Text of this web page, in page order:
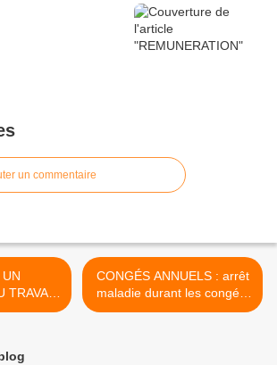
un commentaire
AVOIR
CONGÉS ANNUELS : arrêt
maladie durant les congés,
le report des congés est